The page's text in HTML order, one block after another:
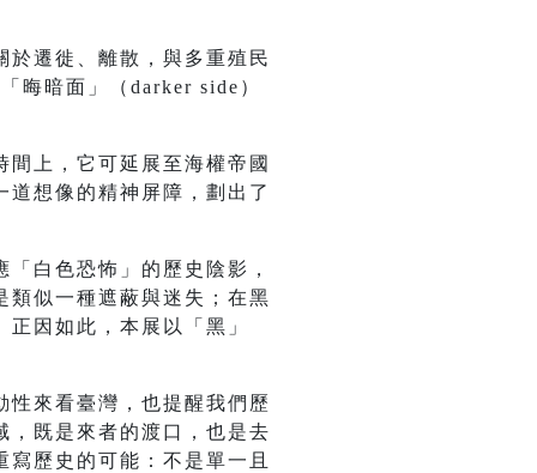
遷徙、離散，與多重殖民
晦暗面」（darker side）
上，它可延展至海權帝國
想像的精神屏障，劃出了
白色恐怖」的歷史陰影，
類似一種遮蔽與迷失；在黑
因如此，本展以「黑」
來看臺灣，也提醒我們歷
，既是來者的渡口，也是去
歷史的可能：不是單一且